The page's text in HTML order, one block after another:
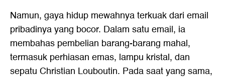
Namun, gaya hidup mewahnya terkuak dari email
pribadinya yang bocor. Dalam satu email, ia
membahas pembelian barang-barang mahal,
termasuk perhiasan emas, lampu kristal, dan
sepatu Christian Louboutin. Pada saat yang sama,